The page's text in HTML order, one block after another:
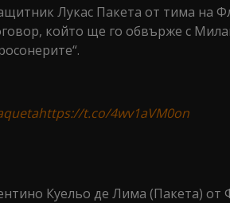
Лукас Пакета от тима на
който ще го обвърже с
https://t.co/4wv1aVM0on
Куельо де Лима (Пакета) от